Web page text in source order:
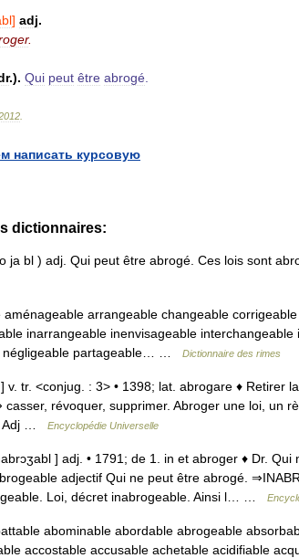
] adj.
.
.). Qui peut être abrogé
написать курсовую
dictionnaires:
ja bl ) adj. Qui peut être abrogé. Ces lois sont
arrangeable changeable
inarrangeable inenvisageable
négligeable partageable… …
Dictionnaire des rimes
tr. <conjug. : 3> • 1398; lat. abrogare ♦ Retirer
révoquer, supprimer. Abroger une loi, un
Adj …
Encyclopédie Universelle
] adj. • 1791; de 1. in et abroger ♦ Dr. Qui
adjectif Qui ne peut être abrogé.
Loi, décret inabrogeable. Ainsi l… …
abominable abordable abrogeable
accostable accusable achetable acidifiable